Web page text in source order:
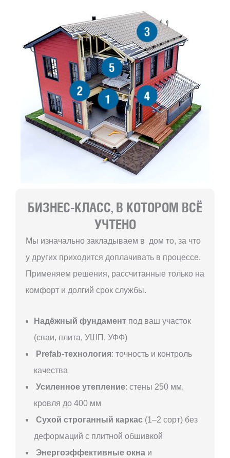
1
2
3
4
5
БИЗНЕС-КЛАСС, В КОТОРОМ ВСЁ
УЧТЕНО
Мы изначально закладываем в дом то, за что
у других приходится доплачивать в процессе.
Применяем решения, рассчитанные только на
комфорт и долгий срок службы.
Надёжный фундамент под ваш участок
(сваи, плита, УШП, УФФ)
Prefab-технология: точность и контроль
качества
Усиленное утепление: стены 250 мм,
кровля до 400 мм
Сухой строганный каркас (1–2 сорт) без
деформаций с плитной обшивкой
Энергоэффективные окна и